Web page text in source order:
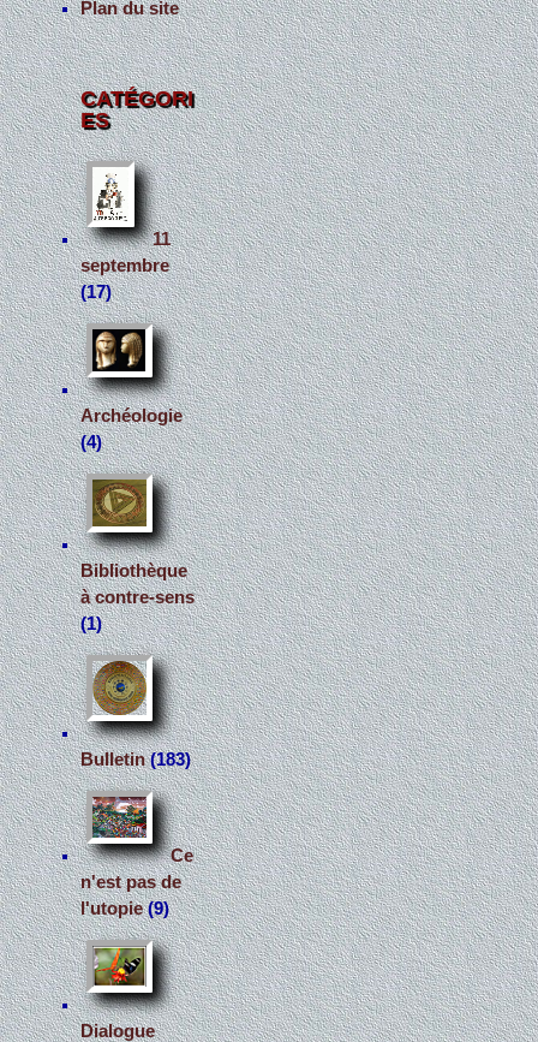
Plan du site
CATÉGORI
ES
11
septembre
(17)
Archéologie
(4)
Bibliothèque
à contre-sens
(1)
Bulletin(183)
Ce
n'est pas de
l'utopie(9)
Dialogue